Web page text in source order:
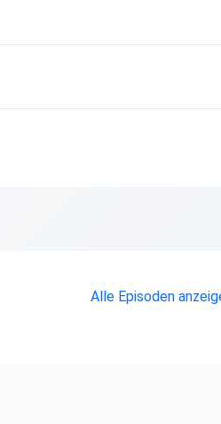
Alle Episoden